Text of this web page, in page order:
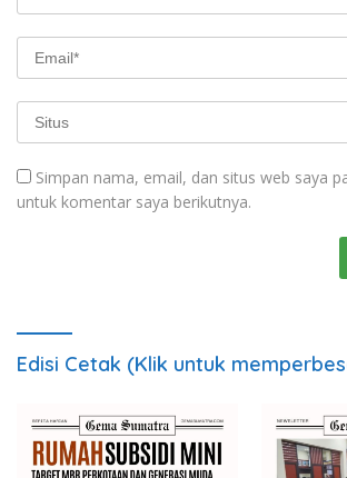
Simpan nama, email, dan situs web saya
untuk komentar saya berikutnya.
Edisi Cetak (Klik untuk